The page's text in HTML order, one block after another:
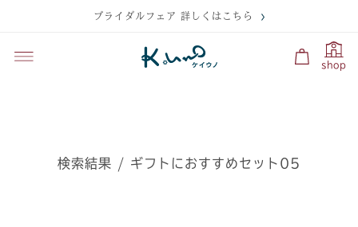
ブライダルフェア 詳しくはこちら
shop
検索結果 / ギフトにおすすめセット05